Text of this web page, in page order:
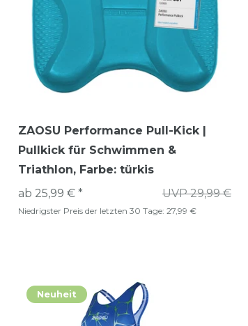
ZAOSU Performance Pull-Kick |
Pullkick für Schwimmen &
Triathlon, Farbe: türkis
UVP 29,99 €
ab 25,99 € *
Niedrigster Preis der letzten 30 Tage: 27,99 €
Neuheit